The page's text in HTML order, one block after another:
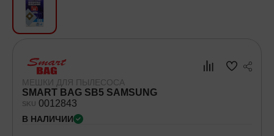
Посуда
Самокаты и Гироскутеры
МЕШКИ ДЛЯ ПЫЛЕСОСА
SMART BAG SB5 SAMSUNG
SKU 0012843
В НАЛИЧИИ